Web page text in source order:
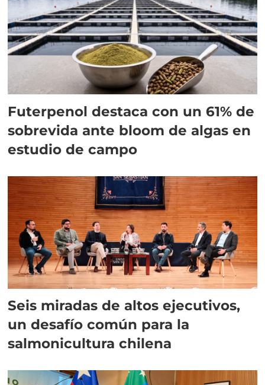
Futerpenol destaca con un 61% de
sobrevida ante bloom de algas en
estudio de campo
Seis miradas de altos ejecutivos,
un desafío común para la
salmonicultura chilena